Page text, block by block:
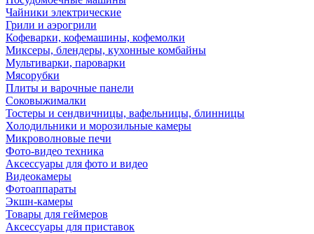
Чайники электрические
Грили и аэрогрили
Кофеварки, кофемашины, кофемолки
Миксеры, блендеры, кухонные комбайны
Мультиварки, пароварки
Мясорубки
Плиты и варочные панели
Соковыжималки
Тостеры и сендвичницы, вафельницы, блинницы
Холодильники и морозильные камеры
Микроволновые печи
Фото-видео техника
Аксессуары для фото и видео
Видеокамеры
Фотоаппараты
Экшн-камеры
Товары для геймеров
Аксессуары для приставок